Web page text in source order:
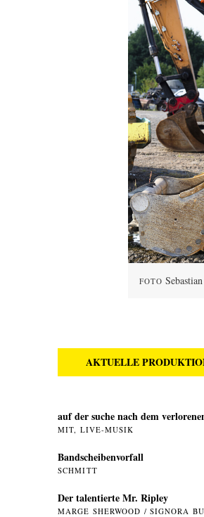
FOTO
AKTUELLE
auf der suche nach dem
MIT, LIVE-MUSIK
Bandscheibenvorfall
SCHMITT
Der talentierte Mr. Ripley
MARGE SHERWOOD / SIGNORA